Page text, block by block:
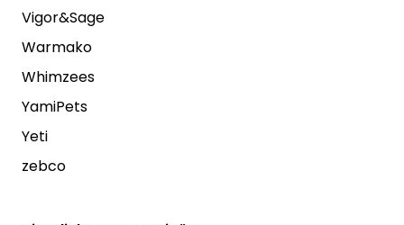
Vigor&Sage
Warmako
Whimzees
YamiPets
Yeti
zebco